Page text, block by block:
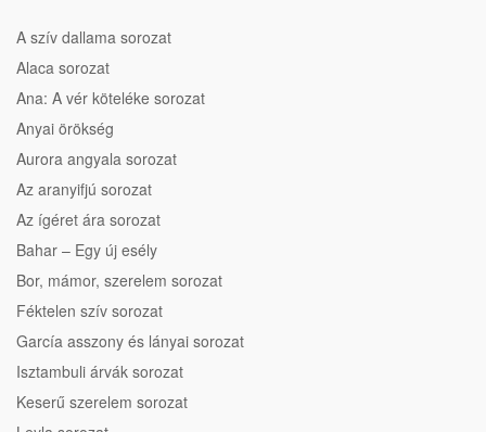
A szív dallama sorozat
Alaca sorozat
Ana: A vér köteléke sorozat
Anyai örökség
Aurora angyala sorozat
Az aranyifjú sorozat
Az ígéret ára sorozat
Bahar – Egy új esély
Bor, mámor, szerelem sorozat
Féktelen szív sorozat
García asszony és lányai sorozat
Isztambuli árvák sorozat
Keserű szerelem sorozat